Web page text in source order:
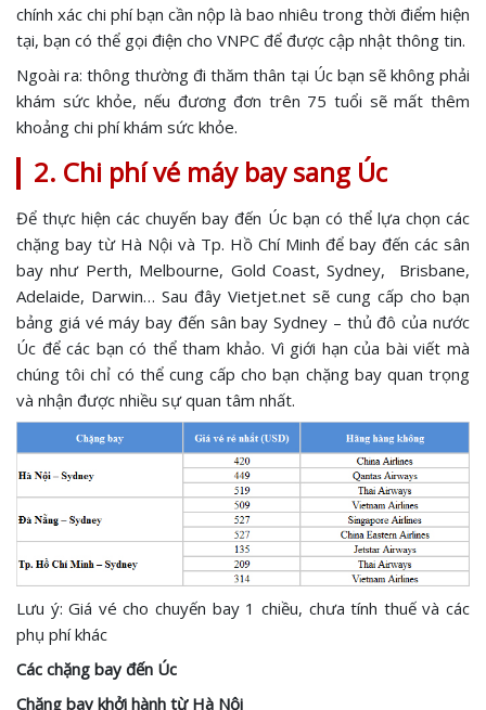
chính xác chi phí bạn cần nộp là bao nhiêu trong thời điểm hiện
tại, bạn có thể gọi điện cho VNPC để được cập nhật thông tin.
Ngoài ra: thông thường đi thăm thân tại Úc bạn sẽ không phải
khám sức khỏe, nếu đương đơn trên 75 tuổi sẽ mất thêm
khoảng chi phí khám sức khỏe.
2. Chi phí vé máy bay sang Úc
Để thực hiện các chuyến bay đến Úc bạn có thể lựa chọn các
chặng bay từ Hà Nội và Tp. Hồ Chí Minh để bay đến các sân
bay như Perth, Melbourne, Gold Coast, Sydney, Brisbane,
Adelaide, Darwin… Sau đây Vietjet.net sẽ cung cấp cho bạn
bảng giá vé máy bay đến sân bay Sydney – thủ đô của nước
Úc để các bạn có thể tham khảo. Vì giới hạn của bài viết mà
chúng tôi chỉ có thể cung cấp cho bạn chặng bay quan trọng
và nhận được nhiều sự quan tâm nhất.
Lưu ý: Giá vé cho chuyến bay 1 chiều, chưa tính thuế và các
phụ phí khác
Các chặng bay đến Úc
Chặng bay khởi hành từ Hà Nội